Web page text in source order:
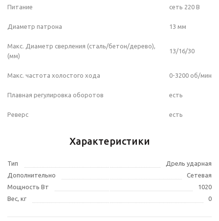
Питание сеть 220 В
Диаметр патрона 13 мм
Макс. Диаметр сверления (сталь/бетон/дерево),
(мм)
13/16/30
Макс. частота холостого хода 0-3200 об/мин
Плавная регулировка оборотов есть
Реверс есть
Характеристики
Тип
Дрель ударная
Дополнительно
Сетевая
Мощность Вт
1020
Вес, кг
0